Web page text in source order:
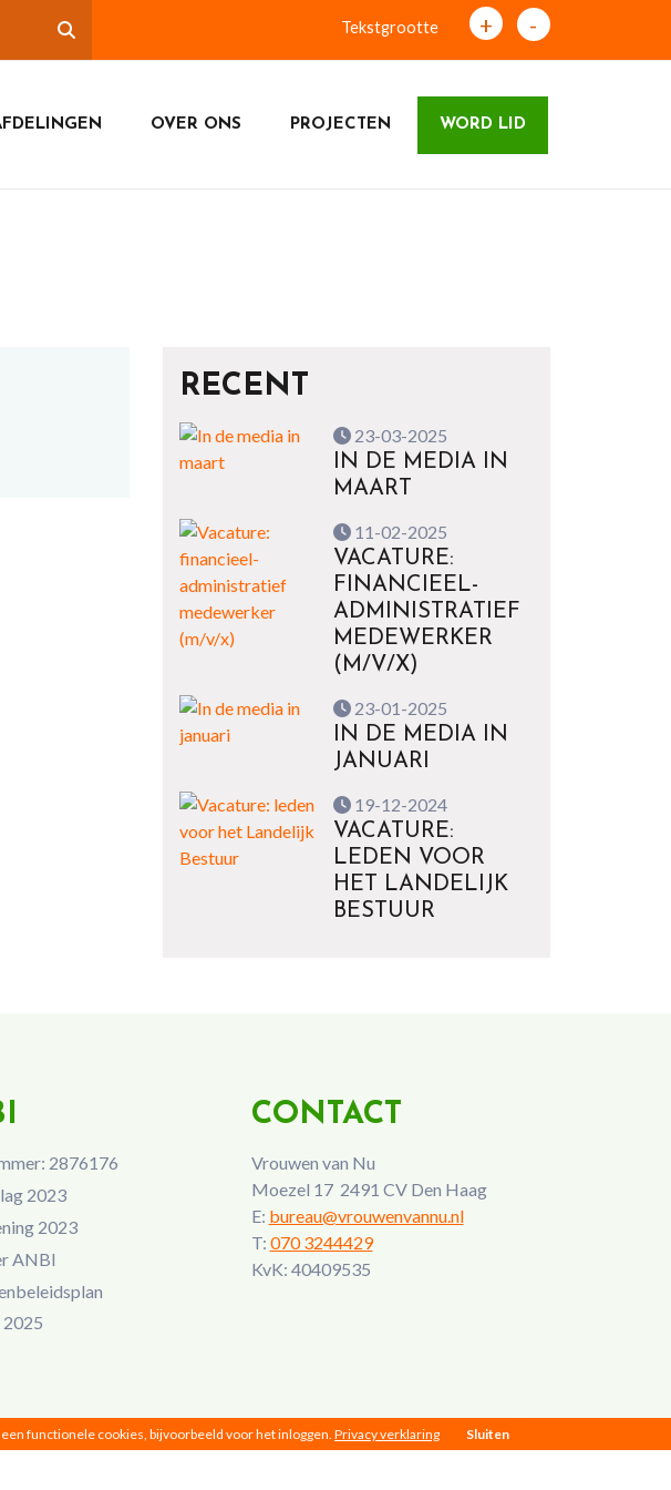
Tekstgrootte + -
OVER ONS PROJECTEN WORD LID
RECENT
23-03-2025
IN DE MEDIA IN
MAART
11-02-2025
VACATURE:
FINANCIEEL-
ADMINISTRATIEF
MEDEWERKER
(M/V/X)
23-01-2025
IN DE MEDIA IN
JANUARI
19-12-2024
VACATURE:
LEDEN VOOR
HET LANDELIJK
BESTUUR
2876176
2023
2023
ANBI
2025
CONTACT
Vrouwen van Nu
Moezel 17 2491 CV Den Haag
E: bureau@vrouwenvannu.nl
T: 070 3244429
KvK: 40409535
functionele cookies, bijvoorbeeld voor het inloggen. Privacy verklaring Sluiten